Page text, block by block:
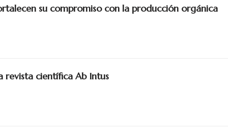
su compromiso con la producción orgánica
revista científica Ab Intus